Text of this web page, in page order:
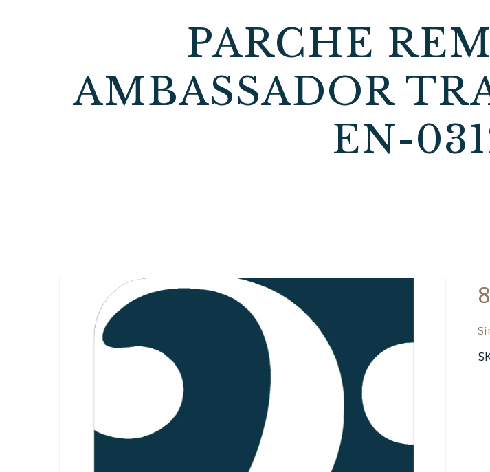
PARCHE
AMBASSADOR
EN-